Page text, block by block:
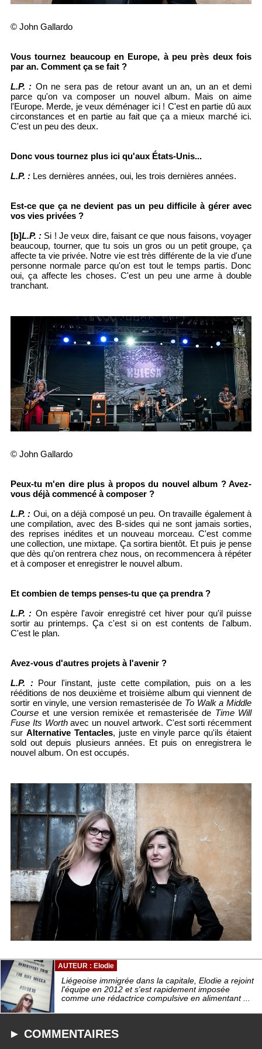
© John Gallardo
Vous tournez beaucoup en Europe, à peu près deux fois
par an. Comment ça se fait ?
L.P. : On ne sera pas de retour avant un an, un an et demi
parce qu'on va composer un nouvel album. Mais on aime
l'Europe. Merde, je veux déménager ici ! C'est en partie dû aux
circonstances et en partie au fait que ça a mieux marché ici.
C'est un peu des deux.
Donc vous tournez plus ici qu'aux États-Unis...
L.P. :Les dernières années, oui, les trois dernières années.
Est-ce que ça ne devient pas un peu difficile à gérer avec
vos vies privées ?
[b]L.P. : Si ! Je veux dire, faisant ce que nous faisons, voyager
beaucoup, tourner, que tu sois un gros ou un petit groupe, ça
affecte ta vie privée. Notre vie est très différente de la vie d'une
personne normale parce qu'on est tout le temps partis. Donc
oui, ça affecte les choses. C'est un peu une arme à double
tranchant.
© John Gallardo
Peux-tu m'en dire plus à propos du nouvel album ? Avez-
vous déjà commencé à composer ?
L.P. : Oui, on a déjà composé un peu. On travaille également à
une compilation, avec des B-sides qui ne sont jamais sorties,
des reprises inédites et un nouveau morceau. C'est comme
une collection, une mixtape. Ça sortira bientôt. Et puis je pense
que dès qu'on rentrera chez nous, on recommencera à répéter
et à composer et enregistrer le nouvel album.
Et combien de temps penses-tu que ça prendra ?
L.P. : On espère l'avoir enregistré cet hiver pour qu'il puisse
sortir au printemps. Ça c'est si on est contents de l'album.
C'est le plan.
Avez-vous d'autres projets à l'avenir ?
L.P. :Pour l'instant, juste cette compilation, puis on a les
rééditions de nos deuxième et troisième album qui viennent de
sortir en vinyle, une version remasterisée de To Walk a Middle
Courseet une version remixée et remasterisée de Time Will
Fuse Its Worthavec un nouvel artwork. C'est sorti récemment
sur Alternative Tentacles, juste en vinyle parce qu'ils étaient
sold out depuis plusieurs années. Et puis on enregistrera le
nouvel album. On est occupés.
AUTEUR : Elodie
Liégeoise immigrée dans la capitale, Elodie a rejoint
l'équipe en 2012 et s'est rapidement imposée
comme une rédactrice compulsive en alimentant ...
► COMMENTAIRES